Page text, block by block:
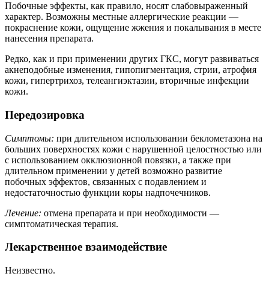
Побочные эффекты, как правило, носят слабовыраженный
характер. Возможны местные аллергические реакции —
покраснение кожи, ощущение жжения и покалывания в месте
нанесения препарата.
Редко, как и при применении других ГКС, могут развиваться
акнеподобные изменения, гипопигментация, стрии, атрофия
кожи, гипертрихоз, телеангиэктазии, вторичные инфекции
кожи.
Передозировка
Симптомы: при длительном использовании беклометазона на
больших поверхностях кожи с нарушенной целостностью или
с использованием окклюзионной повязки, а также при
длительном применении у детей возможно развитие
побочных эффектов, связанных с подавлением и
недостаточностью функции коры надпочечников.
Лечение: отмена препарата и при необходимости —
симптоматическая терапия.
Лекарственное взаимодействие
Неизвестно.